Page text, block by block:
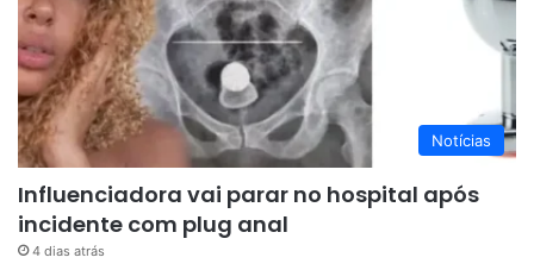
Notícias
Influenciadora vai parar no hospital após
incidente com plug anal
4 dias atrás